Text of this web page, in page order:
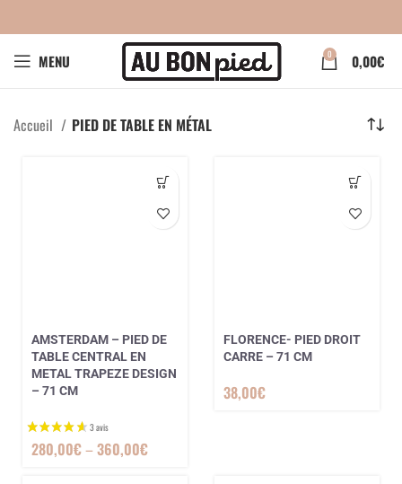
MENU 0 0,00€
Accueil PIED DE TABLE EN MÉTAL
AMSTERDAM – PIED DE
TABLE CENTRAL EN
METAL TRAPEZE DESIGN
– 71 CM
280,00€–360,00€
FLORENCE- PIED DROIT
CARRE – 71 CM
38,00€